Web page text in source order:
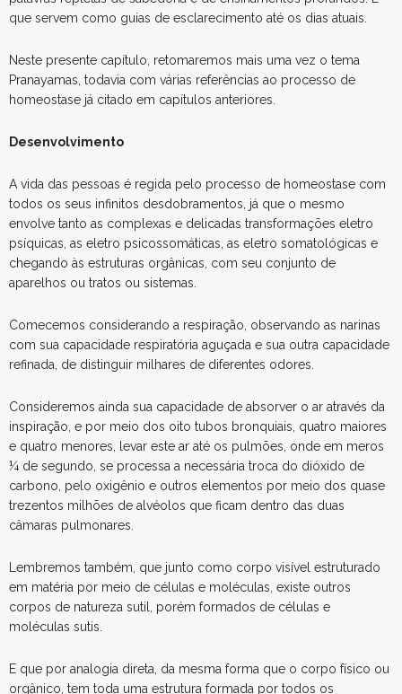
que servem como guias de esclarecimento até os dias atuais.
Neste presente capítulo, retomaremos mais uma vez o tema
Pranayamas, todavia com várias referências ao processo de
homeostase já citado em capítulos anteriores.
Desenvolvimento
A vida das pessoas é regida pelo processo de homeostase com
todos os seus infinitos desdobramentos, já que o mesmo
envolve tanto as complexas e delicadas transformações eletro
psíquicas, as eletro psicossomáticas, as eletro somatológicas e
chegando às estruturas orgânicas, com seu conjunto de
aparelhos ou tratos ou sistemas.
Comecemos considerando a respiração, observando as narinas
com sua capacidade respiratória aguçada e sua outra capacidade
refinada, de distinguir milhares de diferentes odores.
Consideremos ainda sua capacidade de absorver o ar através da
inspiração, e por meio dos oito tubos bronquiais, quatro maiores
e quatro menores, levar este ar até os pulmões, onde em meros
¼ de segundo, se processa a necessária troca do dióxido de
carbono, pelo oxigênio e outros elementos por meio dos quase
trezentos milhões de alvéolos que ficam dentro das duas
câmaras pulmonares.
Lembremos também, que junto como corpo visível estruturado
em matéria por meio de células e moléculas, existe outros
corpos de natureza sutil, porém formados de células e
moléculas sutis.
E que por analogia direta, da mesma forma que o corpo físico ou
orgânico, tem toda uma estrutura formada por todos os